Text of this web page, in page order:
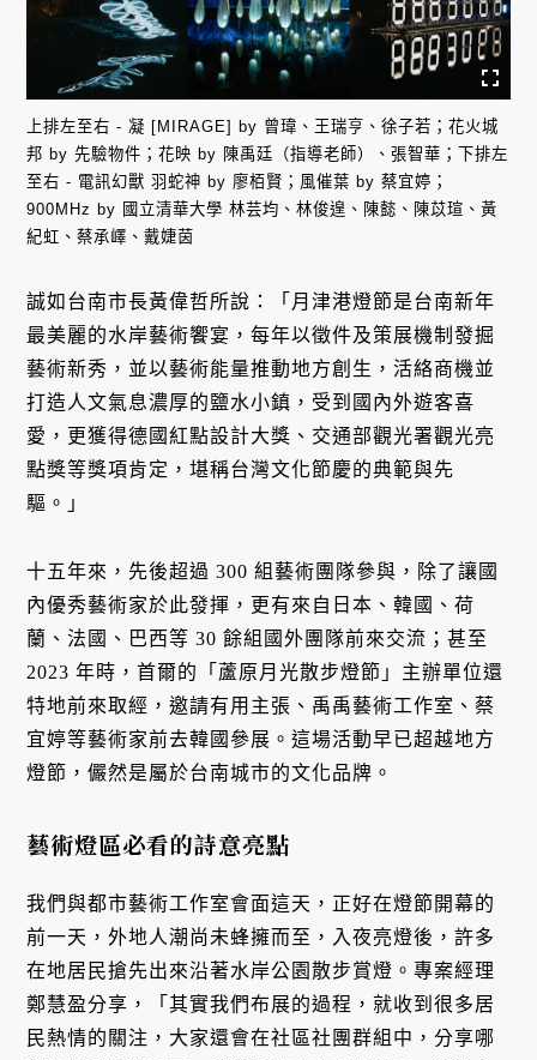
上排左至右 - 凝 [MIRAGE] by 曾瑋、王瑞亨、徐子若；花火城
邦 by 先驗物件；花映 by 陳禹廷（指導老師）、張智華；下排左
至右 - 電訊幻獸 羽蛇神 by 廖栢賢；風催葉 by 蔡宜婷；
900MHz by 國立清華大學 林芸均、林俊遑、陳懿、陳苡瑄、黃
紀虹、蔡承嶧、戴婕茵
誠如台南市長黃偉哲所說：「月津港燈節是台南新年
最美麗的水岸藝術饗宴，每年以徵件及策展機制發掘
藝術新秀，並以藝術能量推動地方創生，活絡商機並
打造人文氣息濃厚的鹽水小鎮，受到國內外遊客喜
愛，更獲得德國紅點設計大獎、交通部觀光署觀光亮
點獎等獎項肯定，堪稱台灣文化節慶的典範與先
驅。」
十五年來，先後超過 300 組藝術團隊參與，除了讓國
內優秀藝術家於此發揮，更有來自日本、韓國、荷
蘭、法國、巴西等 30 餘組國外團隊前來交流；甚至
2023 年時，首爾的「蘆原月光散步燈節」主辦單位還
特地前來取經，邀請有用主張、禹禹藝術工作室、蔡
宜婷等藝術家前去韓國參展。這場活動早已超越地方
燈節，儼然是屬於台南城市的文化品牌。
藝術燈區必看的詩意亮點
我們與都市藝術工作室會面這天，正好在燈節開幕的
前一天，外地人潮尚未蜂擁而至，入夜亮燈後，許多
在地居民搶先出來沿著水岸公園散步賞燈。專案經理
鄭慧盈分享，「其實我們布展的過程，就收到很多居
民熱情的關注，大家還會在社區社團群組中，分享哪